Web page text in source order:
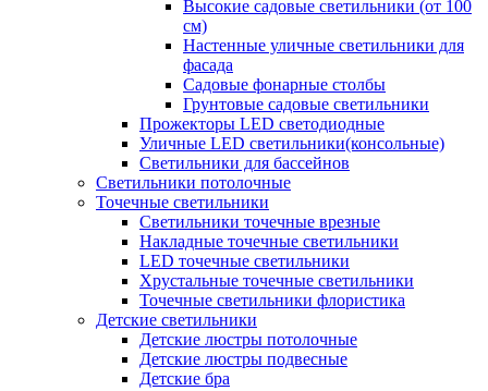
Высокие садовые светильники (от 100
см)
Настенные уличные светильники для
фасада
Садовые фонарные столбы
Грунтовые садовые светильники
Прожекторы LED светодиодные
Уличные LED светильники(консольные)
Светильники для бассейнов
Светильники потолочные
Точечные светильники
Светильники точечные врезные
Накладные точечные светильники
LED точечные светильники
Хрустальные точечные светильники
Точечные светильники флористика
Детские светильники
Детские люстры потолочные
Детские люстры подвесные
Детские бра